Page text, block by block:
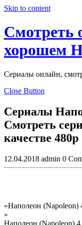
Skip to content
Смотреть
хорошем
Сериалы онлайн,
Close Button
Сериалы
Смотреть
качестве
12.04.2018 admin 0
«Наполеон (Napoleon)
»
Наполеон (Napoleon)